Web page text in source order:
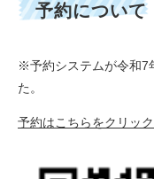
予約について
※予約システムが令和7
た。
予約はこちらをクリック